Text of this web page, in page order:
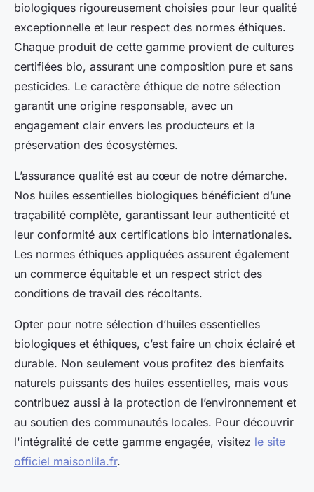
biologiques rigoureusement choisies pour leur qualité
exceptionnelle et leur respect des normes éthiques.
Chaque produit de cette gamme provient de cultures
certifiées bio, assurant une composition pure et sans
pesticides. Le caractère éthique de notre sélection
garantit une origine responsable, avec un
engagement clair envers les producteurs et la
préservation des écosystèmes.
L’assurance qualité est au cœur de notre démarche.
Nos huiles essentielles biologiques bénéficient d’une
traçabilité complète, garantissant leur authenticité et
leur conformité aux certifications bio internationales.
Les normes éthiques appliquées assurent également
un commerce équitable et un respect strict des
conditions de travail des récoltants.
Opter pour notre sélection d’huiles essentielles
biologiques et éthiques, c’est faire un choix éclairé et
durable. Non seulement vous profitez des bienfaits
naturels puissants des huiles essentielles, mais vous
contribuez aussi à la protection de l’environnement et
au soutien des communautés locales. Pour découvrir
l'intégralité de cette gamme engagée, visitez le site
officiel maisonlila.fr.